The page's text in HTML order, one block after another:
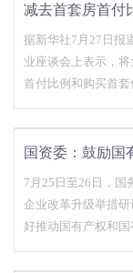
减去首套房首付
据新华社7月27日报
业座谈会上表示，
首付比例和购买首
不贷”等政策完善和
付，切实保护人民
国资委：鼓励国
7月25日至26日，国
企业改革升级举措
好推动国有产权和
升级、提质增效稳
构等七个方面工作。